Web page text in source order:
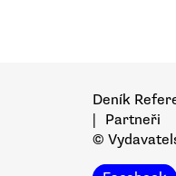
Deník
Partneři
©